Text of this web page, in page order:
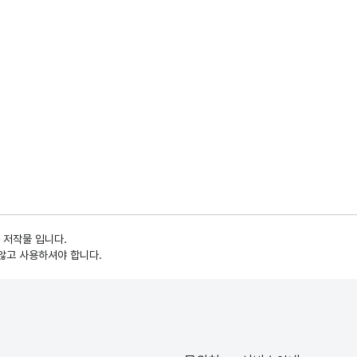
작물 입니다.
고 사용하셔야 합니다.